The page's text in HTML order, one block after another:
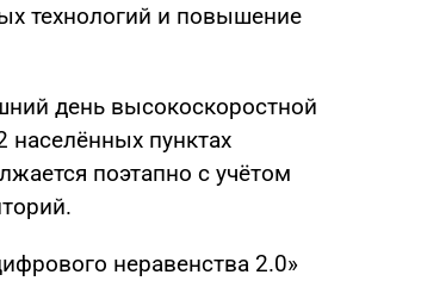
технологий и повышение
день высокоскоростной
пунктах
поэтапно с учётом
неравенства 2.0»